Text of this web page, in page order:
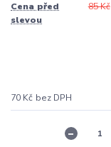
Cena před
slevou
85 Kč
70 Kč bez DPH